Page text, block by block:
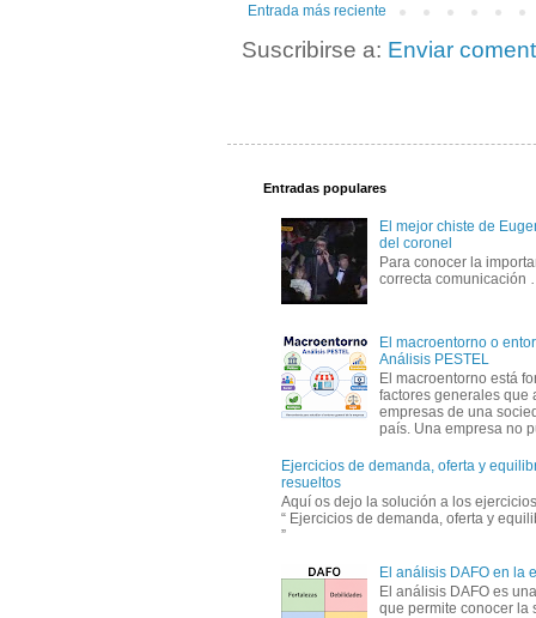
Entrada más reciente
Suscribirse a: Enviar
Entradas populares
El mejor chiste de
del coronel
Para conocer la
correcta
El macroentorno o
Análisis PESTEL
El macroentorno está
factores generales que
empresas de una
país. Una empresa no
Ejercicios de demanda, oferta y
resueltos
Aquí os dejo la solución a los
“ Ejercicios de demanda, oferta y
”
El análisis DAFO en la
El análisis DAFO es
que permite conocer la